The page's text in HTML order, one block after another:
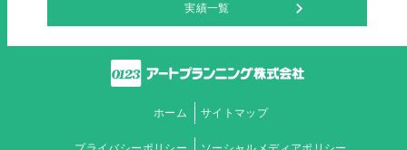
実績一覧
ホーム サイトマップ